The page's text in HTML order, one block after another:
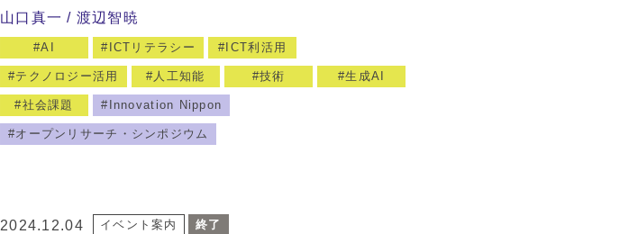
山口真一 渡辺智暁
AI ICTリテラシー ICT利活用
テクノロジー活用 人工知能 技術 生成AI
社会課題 Innovation Nippon
オープンリサーチ・シンポジウム
2024.12.04 イベント案内 終了